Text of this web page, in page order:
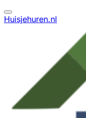
Huisjehuren.nl